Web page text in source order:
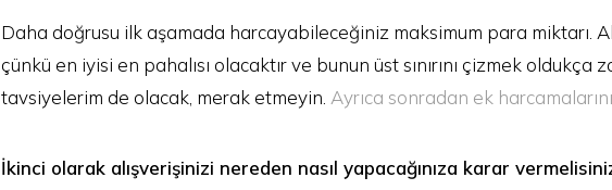
Daha doğrusu ilk aşamada harcayabileceğiniz maksimum para miktarı.
çünkü en iyisi en pahalısı olacaktır ve bunun üst sınırını çizmek
tavsiyelerim de olacak, merak etmeyin. Ayrıca sonradan ek
İkinci olarak alışverişinizi nereden nasıl yapacağınıza karar